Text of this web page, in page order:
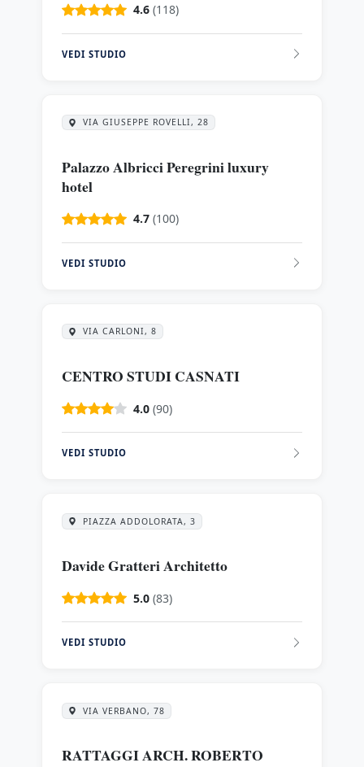
4.6 (118)
VEDI STUDIO
VIA GIUSEPPE ROVELLI, 28
Palazzo Albricci Peregrini luxury
hotel
4.7 (100)
VEDI STUDIO
VIA CARLONI, 8
CENTRO STUDI CASNATI
4.0 (90)
VEDI STUDIO
PIAZZA ADDOLORATA, 3
Davide Gratteri Architetto
5.0 (83)
VEDI STUDIO
VIA VERBANO, 78
RATTAGGI ARCH. ROBERTO